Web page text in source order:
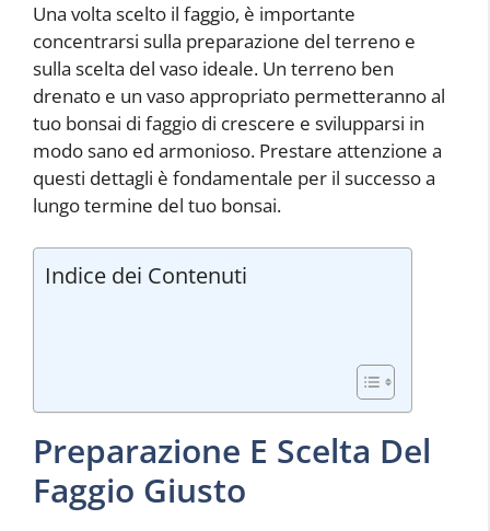
Una volta scelto il faggio, è importante
concentrarsi sulla preparazione del terreno e
sulla scelta del vaso ideale. Un terreno ben
drenato e un vaso appropriato permetteranno al
tuo bonsai di faggio di crescere e svilupparsi in
modo sano ed armonioso. Prestare attenzione a
questi dettagli è fondamentale per il successo a
lungo termine del tuo bonsai.
Indice dei Contenuti
Preparazione E Scelta Del
Faggio Giusto